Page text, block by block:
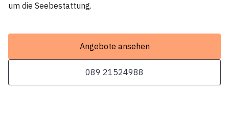
um die Seebestattung.
Angebote ansehen
089 21524988